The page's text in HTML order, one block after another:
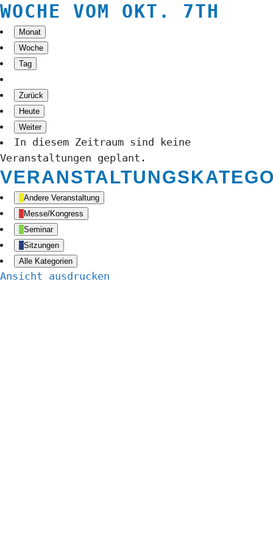
WOCHE VOM OKT. 7TH
Monat
Woche
Tag
Zurück
Heute
Weiter
In diesem Zeitraum sind keine
Veranstaltungen geplant.
Andere Veranstaltung
Messe/Kongress
Seminar
Sitzungen
Alle Kategorien
Ansicht ausdrucken